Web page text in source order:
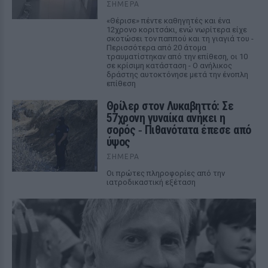
ΣΉΜΕΡΑ
«Θέρισε» πέντε καθηγητές και ένα
12χρονο κοριτσάκι, ενώ νωρίτερα είχε
σκοτώσει τον παππού και τη γιαγιά του -
Περισσότερα από 20 άτομα
τραυματίστηκαν από την επίθεση, οι 10
σε κρίσιμη κατάσταση - Ο ανήλικος
δράστης αυτοκτόνησε μετά την ένοπλη
επίθεση
Θρίλερ στον Λυκαβηττό: Σε
57χρονη γυναίκα ανήκει η
σορός ‑ Πιθανότατα έπεσε από
ύψος
ΣΉΜΕΡΑ
Οι πρώτες πληροφορίες από την
ιατροδικαστική εξέταση